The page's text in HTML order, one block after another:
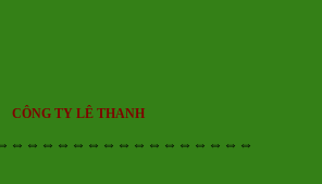
CÔNG TY LÊ THANH